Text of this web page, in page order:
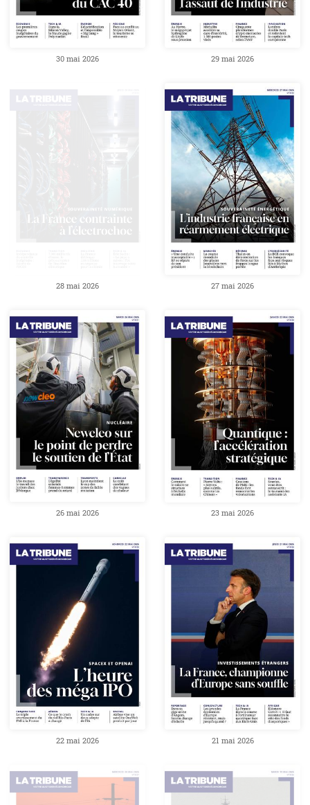
30 mai 2026 29 mai 2026
28 mai 2026 27 mai 2026
26 mai 2026 23 mai 2026
22 mai 2026 21 mai 2026